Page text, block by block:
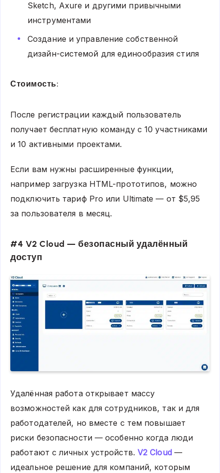
Sketch, Axure и другими привычными
инструментами
Создание и управление собственной
дизайн-системой для единообразия стиля
Стоимость:
После регистрации каждый пользователь
получает бесплатную команду с 10 участниками
и 10 активными проектами.
Если вам нужны расширенные функции,
например загрузка HTML-прототипов, можно
подключить тариф Pro или Ultimate — от $5,95
за пользователя в месяц.
#4 V2 Cloud — безопасный удалённый
доступ
Удалённая работа открывает массу
возможностей как для сотрудников, так и для
работодателей, но вместе с тем повышает
риски безопасности — особенно когда люди
работают с личных устройств. V2 Cloud—
идеальное решение для компаний, которым